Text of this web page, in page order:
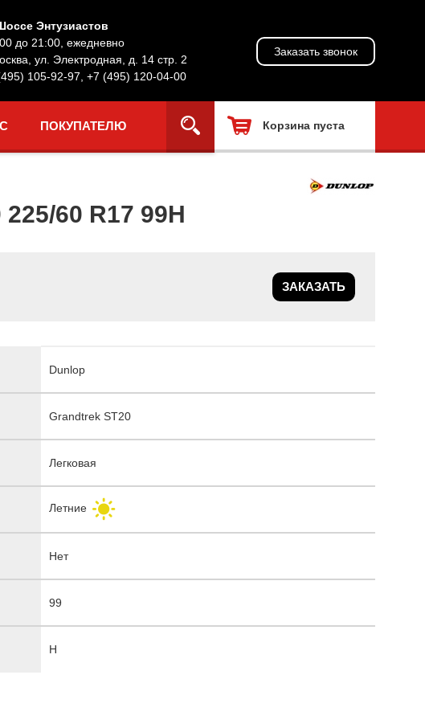
Энтузиастов
до 21:00, ежедневно
ул. Электродная, д. 14 стр. 2
105-92-97 +7 (495) 120-04-00
Заказать звонок
ПОКУПАТЕЛЮ Корзина пуста
60 R17 99H
ЗАКАЗАТЬ
Dunlop
Grandtrek ST20
Легковая
Летние
Нет
99
H